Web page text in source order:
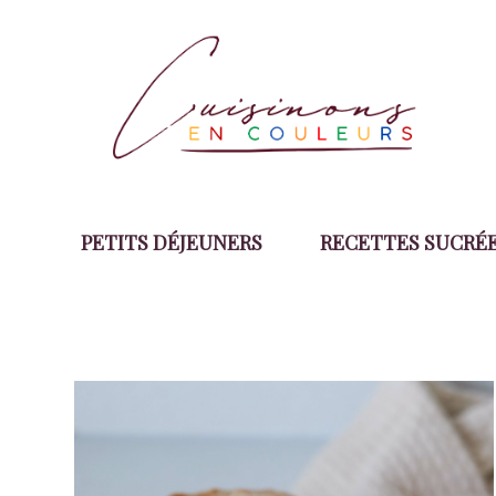
PETITS DÉJEUNERS RECETTES